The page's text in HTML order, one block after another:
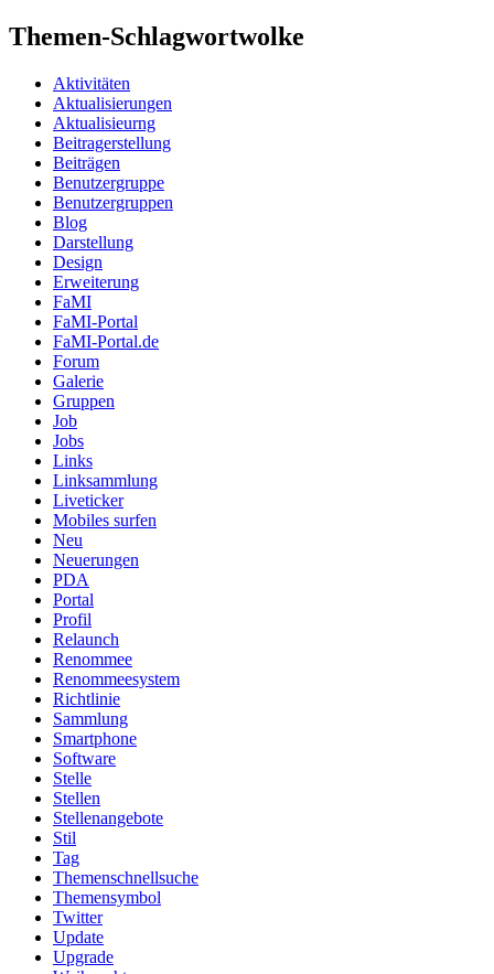
Themen-Schlagwortwolke
Aktivitäten
Aktualisierungen
Aktualisieurng
Beitragerstellung
Beiträgen
Benutzergruppe
Benutzergruppen
Blog
Darstellung
Design
Erweiterung
FaMI
FaMI-Portal
FaMI-Portal.de
Forum
Galerie
Gruppen
Job
Jobs
Links
Linksammlung
Liveticker
Mobiles surfen
Neu
Neuerungen
PDA
Portal
Profil
Relaunch
Renommee
Renommeesystem
Richtlinie
Sammlung
Smartphone
Software
Stelle
Stellen
Stellenangebote
Stil
Tag
Themenschnellsuche
Themensymbol
Twitter
Update
Upgrade